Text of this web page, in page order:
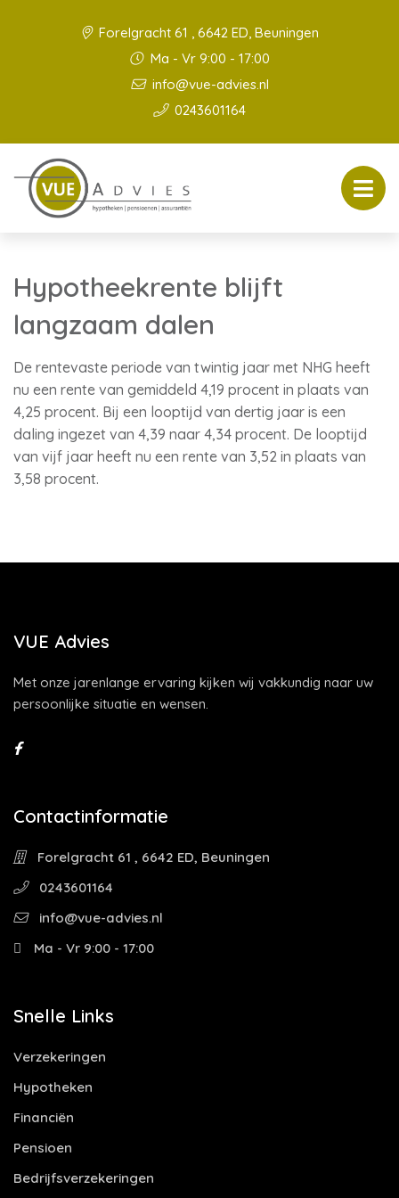
Forelgracht 61 , 6642 ED, Beuningen
Ma - Vr 9:00 - 17:00
info@vue-advies.nl
0243601164
Hypotheekrente blijft
langzaam dalen
De rentevaste periode van twintig jaar met NHG heeft
nu een rente van gemiddeld 4,19 procent in plaats van
4,25 procent. Bij een looptijd van dertig jaar is een
daling ingezet van 4,39 naar 4,34 procent. De looptijd
van vijf jaar heeft nu een rente van 3,52 in plaats van
3,58 procent.
VUE Advies
Met onze jarenlange ervaring kijken wij vakkundig naar uw
persoonlijke situatie en wensen.
Contactinformatie
Forelgracht 61 , 6642 ED, Beuningen
0243601164
info@vue-advies.nl
Ma - Vr 9:00 - 17:00
Snelle Links
Verzekeringen
Hypotheken
Financiën
Pensioen
Bedrijfsverzekeringen